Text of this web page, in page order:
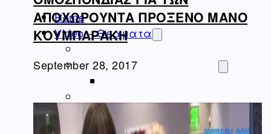
Home
Video – Θεαματα
Καλλιτεχνικά-Arts-Music
Real Estate
Εμπόριο – Commerce
ΑΠΟΧΩΡΟΥΝΤΑ ΠΡΟΞΕΝΟ ΜΑΝΟ
ΚΟΥΜΠΑΡΑΚΗ
September 28, 2017